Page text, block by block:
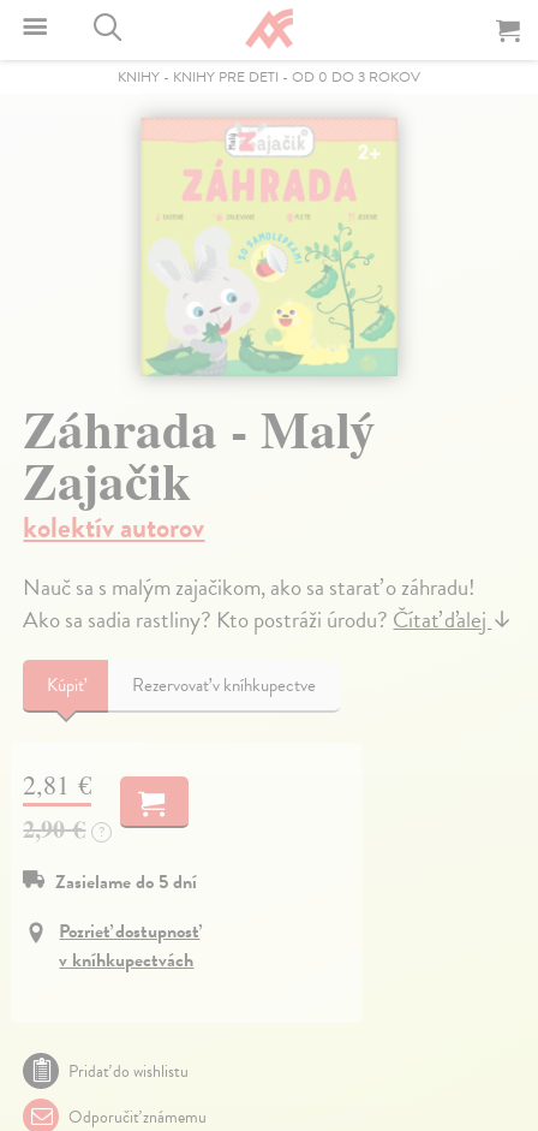
KNIHY - KNIHY PRE DETI - OD 0 DO 3 ROKOV
Záhrada - Malý
Zajačik
kolektív autorov
Nauč sa s malým zajačikom, ako sa starať o záhradu!
Ako sa sadia rastliny? Kto postráži úrodu? Čítať ďalej ↓
Kúpiť Rezervovať v kníhkupectve
2,81 €
2,90 € ?
Zasielame do 5 dní
Pozrieť dostupnosť
v kníhkupectvách
Pridať do wishlistu
Odporučiť známemu